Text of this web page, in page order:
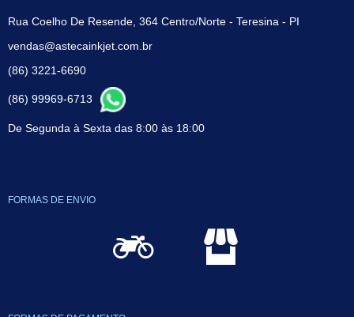
Rua Coelho De Resende, 364 Centro/Norte - Teresina - PI
vendas@astecainkjet.com.br
(86) 3221-6690
(86) 99969-6713
De Segunda à Sexta das 8:00 às 18:00
FORMAS DE ENVIO